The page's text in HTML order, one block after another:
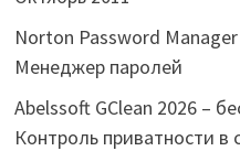
Norton Password
Менеджер паролей
Abelssoft GClean 2026 –
Контроль приватности в